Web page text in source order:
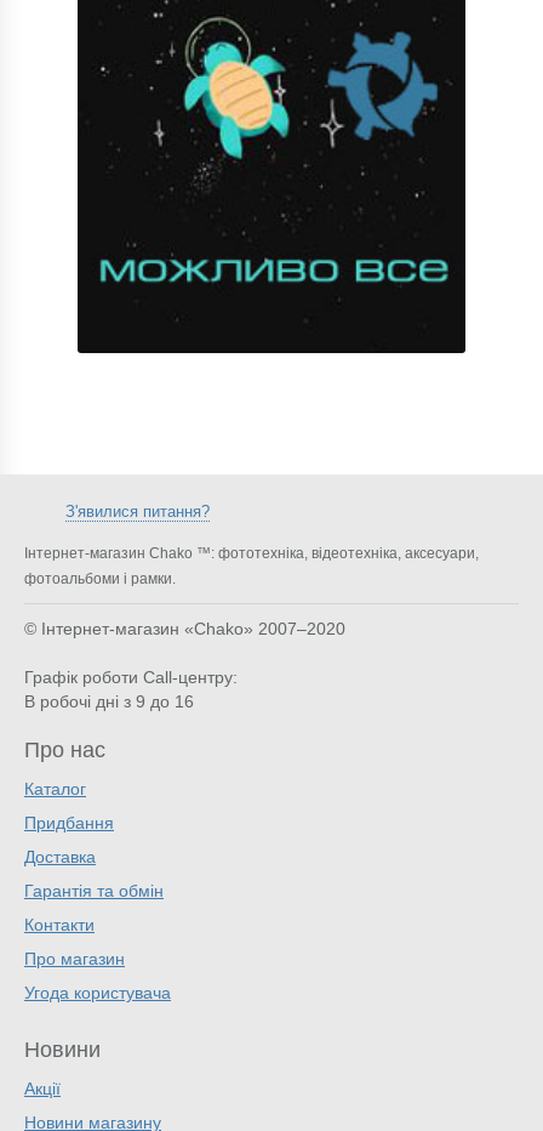
З'явилися питання?
Інтернет-магазин Chako ™: фототехніка, відеотехніка, аксесуари,
фотоальбоми і рамки.
© Інтернет-магазин «Chako» 2007–2020
Графік роботи Call-центру:
В робочі дні з 9 до 16
Про нас
Каталог
Придбання
Доставка
Гарантія та обмін
Контакти
Про магазин
Угода користувача
Новини
Акції
Новини магазину